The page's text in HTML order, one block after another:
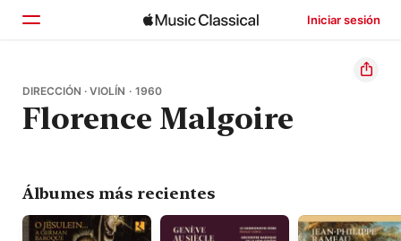
Iniciar sesión
Inicio
Explorar
DIRECCIÓN · VIOLÍN · 1960
Florence Malgoire
Álbumes más recientes